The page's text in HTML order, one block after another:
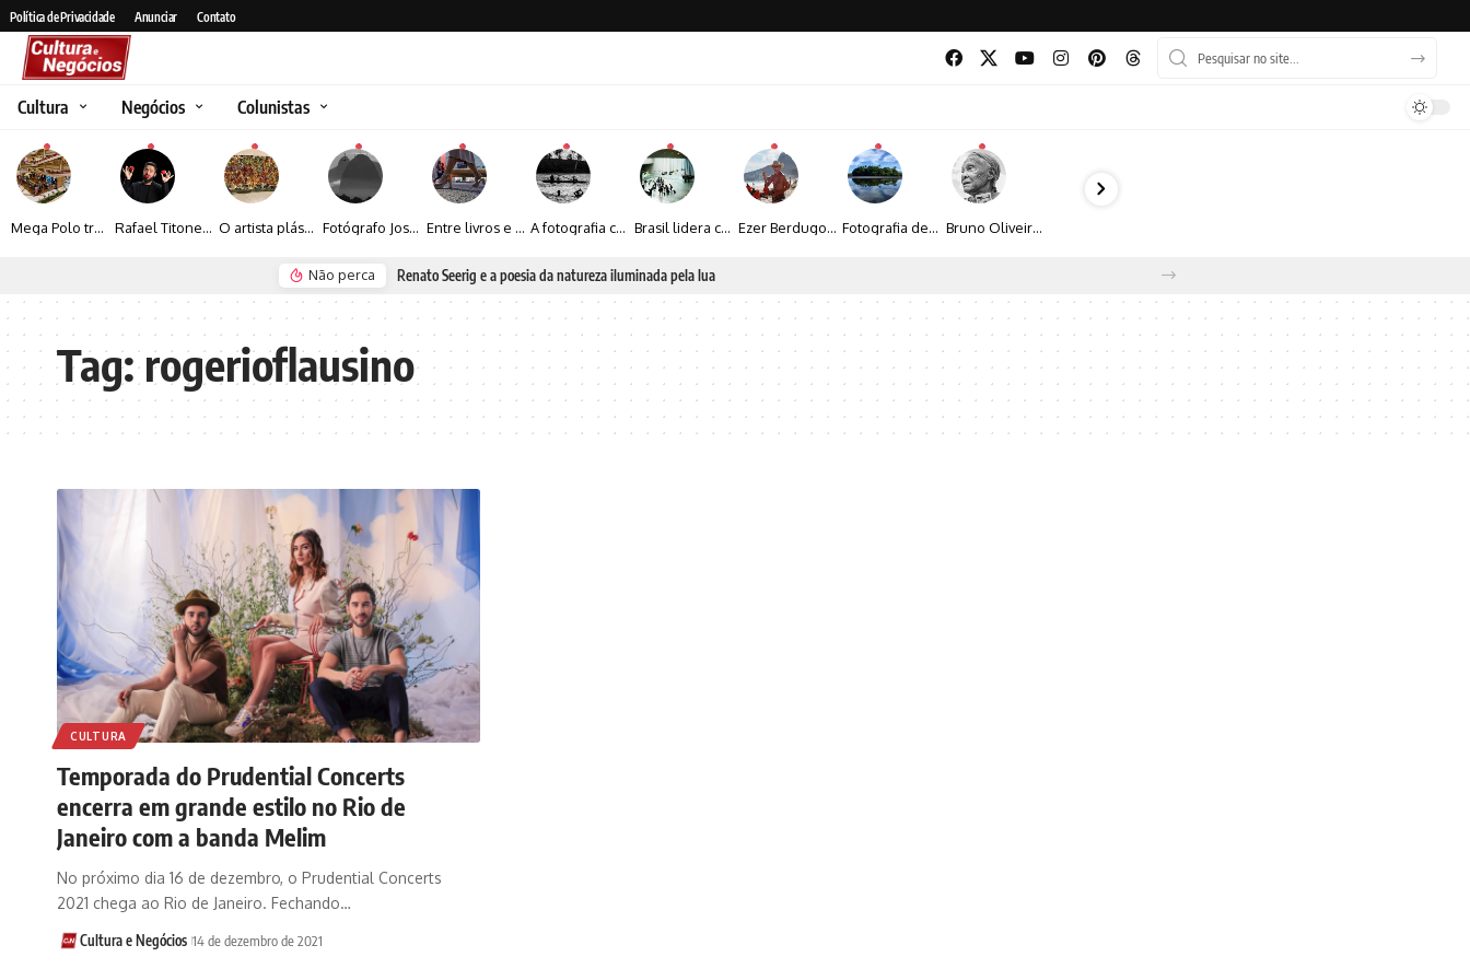
Política de Privacidade Anunciar Contato
Cultura Negócios Colunistas
Mega Polo transforma lançamento de coleção em plataforma nacional de negócios e projeta crescimento de mais de 15% Rafael Titonelly leva magia e acolhimento a crianças em tratamento oncológico em Juiz de Fora O artista plástico Jorge Luiz transforma sustentabilidade e criatividade em arte contemporânea Fotógrafo José Roberto apresenta um olhar sensível sobre arquitetura, formas e luz na fotografia Entre livros e fotografia autoral, Sebastião Reis consolida uma trajetória marcada pelo olhar artístico A fotografia contemporânea de Cynthia Feyh Jappur entre luz, movimento e arte Brasil lidera crescimento entre os 15 maiores mercados globais de viagens corporativas Ezer Berdugo transforma experiências multiculturais e memórias em narrativas visuais por meio da fotografia Fotografia de Fátima Carlini transforma paisagens naturais em experiências de contemplação Bruno Oliveira retrata o cotidiano urbano por meio da fotografia em preto e branco
Não perca Renato Seerig e a poesia da natureza iluminada pela lua
Tag:rogerioflausino
CULTURA
Temporada do Prudential Concerts
encerra em grande estilo no Rio de
Janeiro com a banda Melim
No próximo dia 16 de dezembro, o Prudential Concerts
2021 chega ao Rio de Janeiro. Fechando…
Cultura e Negócios 14 de dezembro de 2021